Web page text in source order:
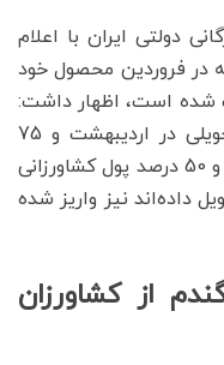
دولتی ایران با اعلام
که در فروردین محصول خود
شده است، اظهار داشت:
همچنین 90 درصد پول گندم‌های تحویلی در اردیبهشت و 75
درصد پول گندم‌های تحویلی در خرداد و 50 درصد پول کشاورزانی
داده‌اند نیز واریز شده
گندم از کشاورزان